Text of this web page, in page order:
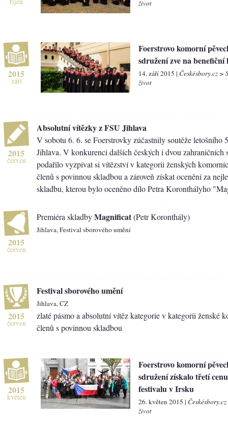
život
2015
září
Foerstrovo komorní
sdružení zve na benefiční
14. září 2015 | Českésbory.cz >
život
2015
červen
Absolutní vítězky z FSU Jihlava
V sobotu 6. 6. se Foerstrovky zúčastnily soutěže letošního
Jihlava. V konkurenci dalších českých i dvou zahraničních
podařilo vyzpívat si vítězství v kategorii ženských
členů s povinnou skladbou a zároveň získat ocenění za
skladbu, kterou bylo oceněno dílo Petra Koronthályho
2015
červen
Premiéra skladbyMagnificat(Petr Koronthály)
Jihlava, Festival sborového umění
2015
červen
Festival sborového umění
Jihlava, CZ
zlaté pásmo a absolutní vítěz kategorie v kategorii ženské
členů s povinnou skladbou
2015
květen
Foerstrovo komorní
sdružení získalo třetí
festivalu v Irsku
26. květen 2015 |
život